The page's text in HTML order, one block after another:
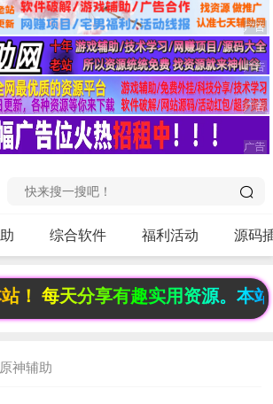
综合软件 福利活动 源码
！ 每天分享有趣实用资源。本站
原神辅助